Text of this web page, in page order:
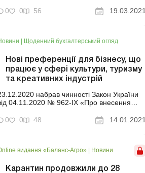
фізичних осіб – підприємців та
формувань, наданих
0 0 56 19.03.2021
Щоденний бухгалтерський огляд
Нові преференції для бізнесу, що
працює у сфері культури, туризму
та креативних індустрій
набрав чинності Закон України
04.11.2020 № 962-IX «Про внесення
підтримки культури, туризму та
креативних індустрій» (далі – Закон). Цим
0 0 48 14.01.2021
видання «Баланс-Агро» Новини
Карантин продовжили до 28